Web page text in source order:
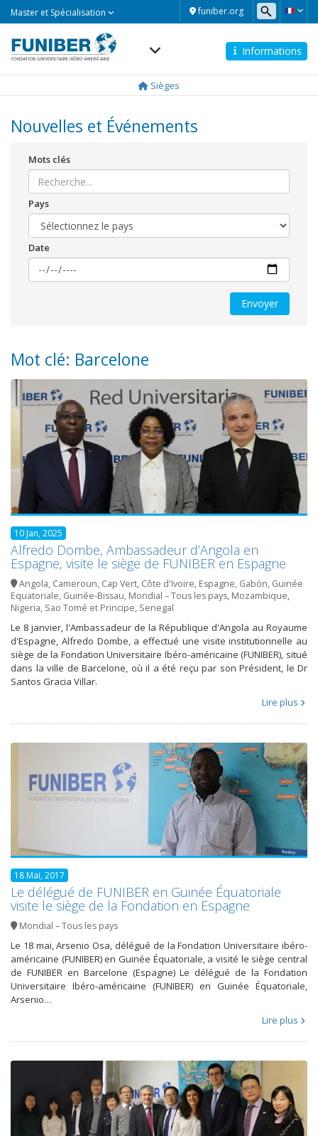
funiber.org
Master et Spécialisation
Informations
Sièges
Nouvelles et Événements
Mots clés
Pays
Date
Mot clé: Barcelone
10 Jan, 2025
Alfredo Dombe, Ambassadeur d’Angola en
Espagne, visite le siège de FUNIBER en Espagne
Angola, Cameroun, Cap Vert, Côte d'Ivoire, Espagne, Gabón, Guinée
Equatoriale, Guinée-Bissau, Mondial – Tous les pays, Mozambique,
Nigeria, Sao Tomé et Principe, Senegal
Le 8 janvier, l'Ambassadeur de la République d'Angola au Royaume
d'Espagne, Alfredo Dombe, a effectué une visite institutionnelle au
siège de la Fondation Universitaire Ibéro-américaine (FUNIBER), situé
dans la ville de Barcelone, où il a été reçu par son Président, le Dr
Santos Gracia Villar.
Lire plus
18 Mai, 2017
Le délégué de FUNIBER en Guinée Équatoriale
visite le siège de la Fondation en Espagne
Mondial – Tous les pays
Le 18 mai, Arsenio Osa, délégué de la Fondation Universitaire ibéro-
américaine (FUNIBER) en Guinée Équatoriale, a visité le siège central
de FUNIBER en Barcelone (Espagne) Le délégué de la Fondation
Universitaire Ibéro-américaine (FUNIBER) en Guinée Équatoriale,
Arsenio…
Lire plus